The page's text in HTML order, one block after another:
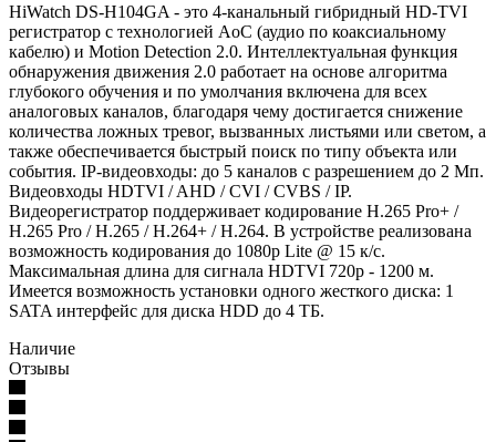
HiWatch DS-H104GA - это 4-канальный гибридный HD-TVI
регистратор c технологией AoC (аудио по коаксиальному
кабелю) и Motion Detection 2.0. Интеллектуальная функция
обнаружения движения 2.0 работает на основе алгоритма
глубокого обучения и по умолчания включена для всех
аналоговых каналов, благодаря чему достигается снижение
количества ложных тревог, вызванных листьями или светом, а
также обеспечивается быстрый поиск по типу объекта или
события. IP-видеовходы: до 5 каналов с разрешением до 2 Мп.
Видеовходы HDTVI / AHD / CVI / CVBS / IP.
Видеорегистратор поддерживает кодирование H.265 Pro+ /
H.265 Pro / H.265 / H.264+ / H.264. В устройстве реализована
возможность кодирования до 1080p Lite @ 15 к/с.
Максимальная длина для сигнала HDTVI 720p - 1200 м.
Имеется возможность установки одного жесткого диска: 1
SATA интерфейс для диска HDD до 4 ТБ.
Наличие
Отзывы